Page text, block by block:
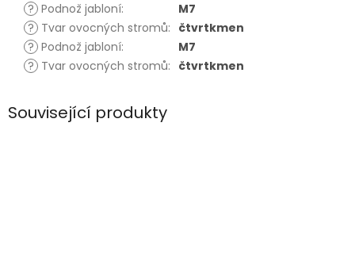
? Podnož jabloní:
M7
? Tvar ovocných stromů: čtvrtkmen
? Podnož jabloní:
M7
? Tvar ovocných stromů: čtvrtkmen
Související produkty